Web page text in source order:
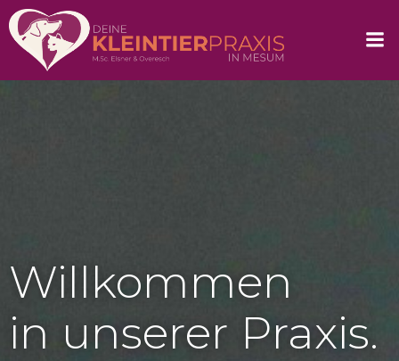
Willkommen
in unserer Praxis.